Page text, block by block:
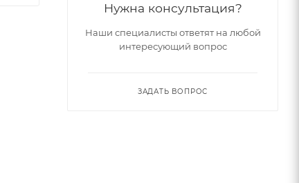
Нужна консультация?
Наши специалисты ответят на любой
интересующий вопрос
ЗАДАТЬ ВОПРОС